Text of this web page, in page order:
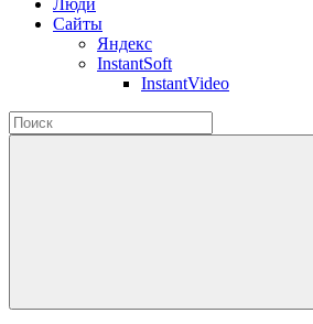
Люди
Сайты
Яндекс
InstantSoft
InstantVideo